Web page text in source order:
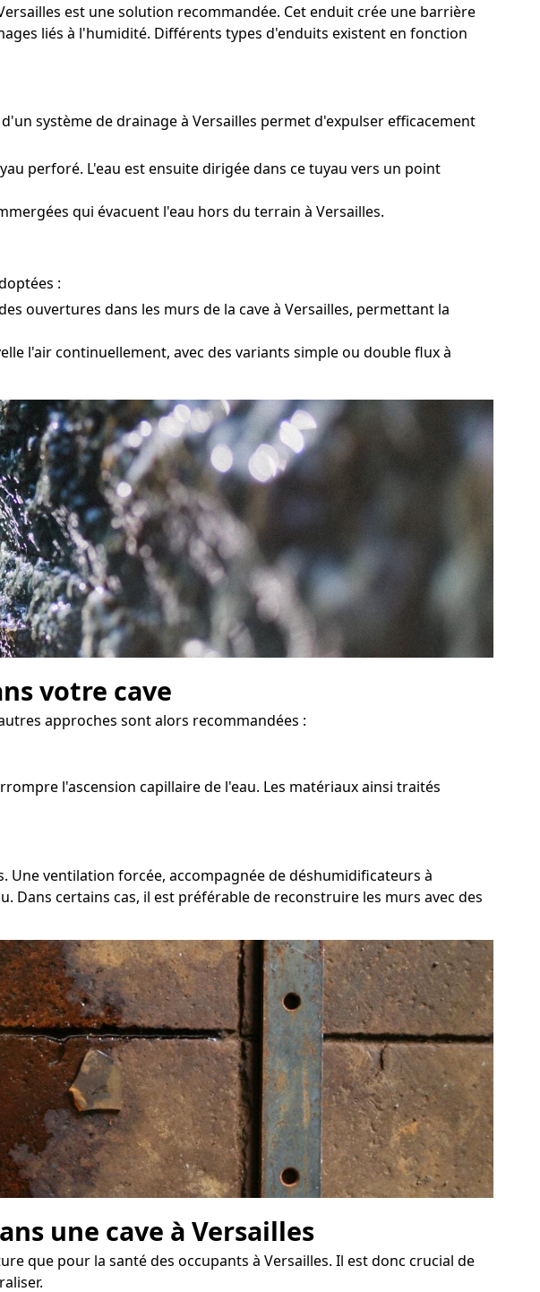
est une solution recommandée. Cet enduit crée une barrière
liés à l'humidité. Différents types d'enduits existent en fonction
système de drainage à Versailles permet d'expulser efficacement
perforé. L'eau est ensuite dirigée dans ce tuyau vers un point
qui évacuent l'eau hors du terrain à Versailles.
:
ouvertures dans les murs de la cave à Versailles, permettant la
l'air continuellement, avec des variants simple ou double flux à
votre cave
approches sont alors recommandées :
l'ascension capillaire de l'eau. Les matériaux ainsi traités
ventilation forcée, accompagnée de déshumidificateurs à
certains cas, il est préférable de reconstruire les murs avec des
une cave à Versailles
que pour la santé des occupants à Versailles. Il est donc crucial de